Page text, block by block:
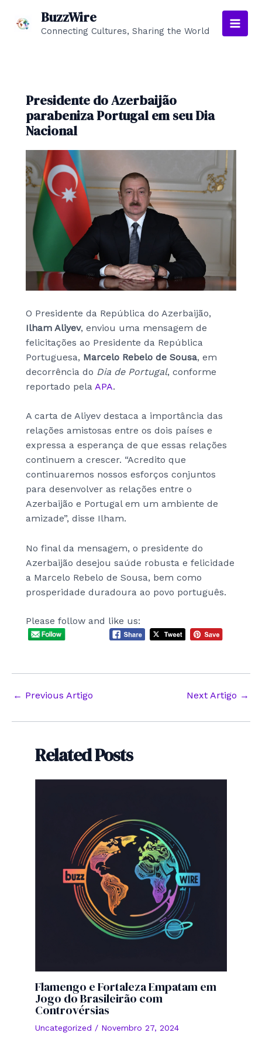
BuzzWire
Connecting Cultures, Sharing the World
Main
Presidente do Azerbaijão
parabeniza Portugal em seu Dia
Nacional
O Presidente da República do Azerbaijão,
Ilham Aliyev, enviou uma mensagem de
felicitações ao Presidente da República
Portuguesa, Marcelo Rebelo de Sousa, em
decorrência do Dia de Portugal, conforme
reportado pela APA.
A carta de Aliyev destaca a importância das
relações amistosas entre os dois países e
expressa a esperança de que essas relações
continuem a crescer. “Acredito que
continuaremos nossos esforços conjuntos
para desenvolver as relações entre o
Azerbaijão e Portugal em um ambiente de
amizade”, disse Ilham.
No final da mensagem, o presidente do
Azerbaijão desejou saúde robusta e felicidade
a Marcelo Rebelo de Sousa, bem como
prosperidade duradoura ao povo português.
Please follow and like us:
Post
← Previous Artigo Next Artigo →
Related Posts
Flamengo e Fortaleza Empatam em
Jogo do Brasileirão com
Controvérsias
Uncategorized / Novembro 27, 2024